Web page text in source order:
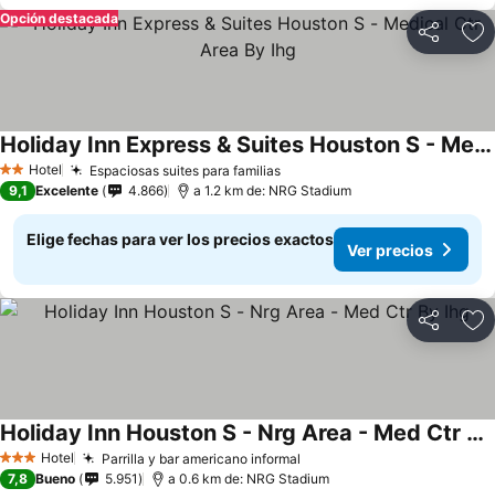
Compartir
Opción destacada
2 Estrellas
Hotel Espaciosas suites para familiasVer precios
Holiday Inn Express & Suites Houston S - Medical Ctr Area By Ihg
Ver precios
9,1 Excelente 4.866 a 1.2 km de: NRG Stadium
Elige fechas para ver los precios exactos
Ver precios
Compartir
3 Estrellas
Hotel Parrilla y bar americano informal
Holiday Inn Houston S - Nrg Area - Med Ctr By Ihg
Ver precios
7,8 Bueno 5.951 a 0.6 km de: NRG Stadium